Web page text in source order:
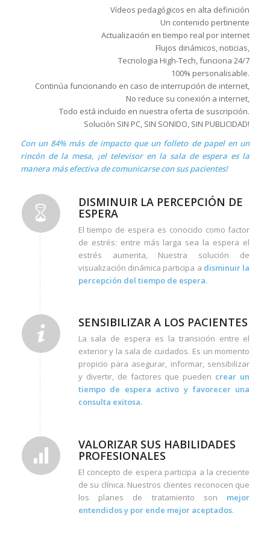
Vídeos pedagógicos en alta definición
Un contenido pertinente
Actualización en tiempo real por internet
Flujos dinámicos, noticias,
Tecnologia High-Tech, funciona 24/7
100% personalisable.
Continúa funcionando en caso de interrupción de internet,
No reduce su conexión a internet,
Todo está incluido en nuestra oferta de suscripción.
Solución SIN PC, SIN SONIDO, SIN PUBLICIDAD!
Con un 84% más de impacto que un folleto de papel en un
rincón de la mesa, ¡el televisor en la sala de espera es la
manera más efectiva de comunicarse con sus pacientes!
DISMINUIR LA PERCEPCIÓN DE
ESPERA
El tiempo de espera es conocido como factor
de estrés: entre más larga sea la espera el
estrés aumenta, Nuestra solución de
visualización dinámica participa a disminuir la
percepción del tiempo de espera.
SENSIBILIZAR A LOS PACIENTES
La sala de espera es la transición entre el
exterior y la sala de cuidados. Es un momento
propicio para asegurar, informar, sensibilizar
y divertir, de factores que pueden crear un
tiempo de espera activo y favorecer una
consulta exitosa.
VALORIZAR SUS HABILIDADES
PROFESIONALES
El concepto de espera participa a la creciente
de su clínica. Nuestros clientes reconocen que
los planes de tratamiento son mejor
entendidos y por ende mejor aceptados.